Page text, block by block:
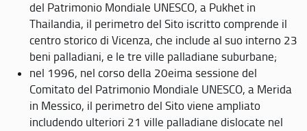
del Patrimonio Mondiale UNESCO, a Pukhet in
Thailandia, il perimetro del Sito iscritto comprende il
centro storico di Vicenza, che include al suo interno 23
beni palladiani, e le tre ville palladiane suburbane;
nel 1996, nel corso della 20eima sessione del
Comitato del Patrimonio Mondiale UNESCO, a Merida
in Messico, il perimetro del Sito viene ampliato
includendo ulteriori 21 ville palladiane dislocate nel